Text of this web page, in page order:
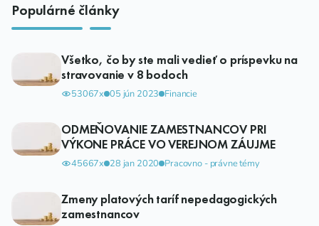
Populárné články
Všetko, čo by ste mali vedieť o príspevku na
stravovanie v 8 bodoch
53067x 05 jún 2023 Financie
ODMEŇOVANIE ZAMESTNANCOV PRI
VÝKONE PRÁCE VO VEREJNOM ZÁUJME
45667x 28 jan 2020 Pracovno - právne témy
Zmeny platových taríf nepedagogických
zamestnancov